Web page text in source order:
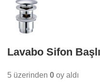
Lavabo Sifon
5 üzerinden 0 oy aldı